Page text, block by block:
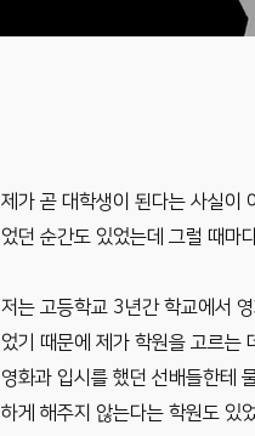
제가 곧 대학생이 된다는 사실이
었던 순간도 있었는데 그럴 때마
저는 고등학교 3년간 학교에서
었기 때문에 제가 학원을 고르는
영화과 입시를 했던 선배들한테
하게 해주지 않는다는 학원도 있